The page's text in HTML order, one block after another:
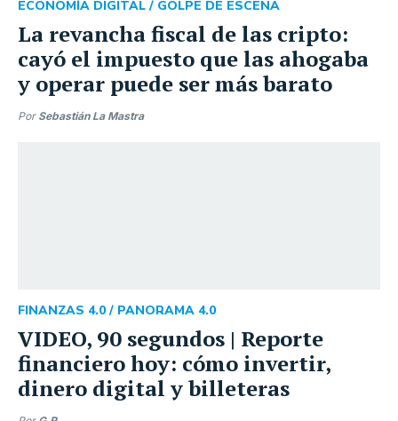
La revancha fiscal de las cripto:
cayó el impuesto que las ahogaba
y operar puede ser más barato
ECONOMÍA DIGITAL / GOLPE DE ESCENA
Por Sebastián La Mastra
VIDEO, 90 segundos | Reporte
financiero hoy: cómo invertir,
dinero digital y billeteras
FINANZAS 4.0 / PANORAMA 4.0